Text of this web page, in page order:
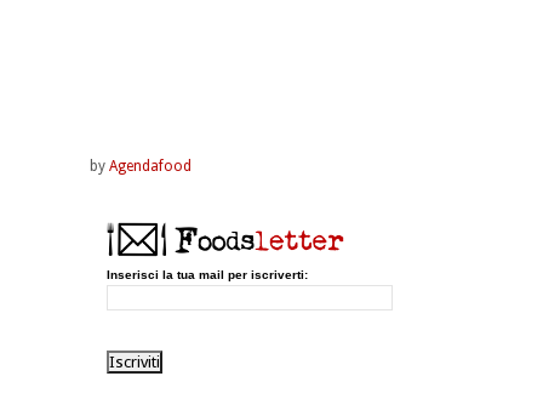
by Agendafood
Inserisci la tua mail per iscriverti: